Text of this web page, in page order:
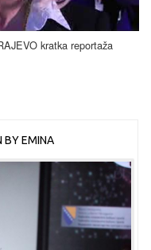
kratka reportaža
BY EMINA